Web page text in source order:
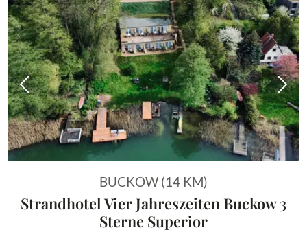
Vorheriges Bild
BUCKOW (14 KM)
Strandhotel Vier Jahreszeiten Buckow 3
Sterne Superior